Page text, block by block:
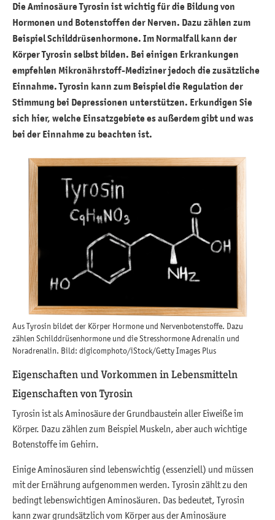
Die Aminosäure Tyrosin ist wichtig für die Bildung von
Hormonen und Botenstoffen der Nerven. Dazu zählen zum
Beispiel Schilddrüsenhormone. Im Normalfall kann der
Körper Tyrosin selbst bilden. Bei einigen Erkrankungen
empfehlen Mikronährstoff-Mediziner jedoch die zusätzliche
Einnahme. Tyrosin kann zum Beispiel die Regulation der
Stimmung bei Depressionen unterstützen. Erkundigen Sie
sich hier, welche Einsatzgebiete es außerdem gibt und was
bei der Einnahme zu beachten ist.
Aus Tyrosin bildet der Körper Hormone und Nervenbotenstoffe. Dazu
zählen Schilddrüsenhormone und die Stresshormone Adrenalin und
Noradrenalin. Bild: digicomphoto/iStock/Getty Images Plus
Eigenschaften und Vorkommen in Lebensmitteln
Eigenschaften von Tyrosin
Tyrosin ist als Aminosäure der Grundbaustein aller Eiweiße im
Körper. Dazu zählen zum Beispiel Muskeln, aber auch wichtige
Botenstoffe im Gehirn.
Einige Aminosäuren sind lebenswichtig (essenziell) und müssen
mit der Ernährung aufgenommen werden. Tyrosin zählt zu den
bedingt lebenswichtigen Aminosäuren. Das bedeutet, Tyrosin
kann zwar grundsätzlich vom Körper aus der Aminosäure